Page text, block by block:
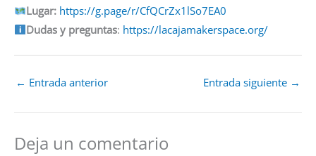
Lugar: https://g.page/r/CfQCrZx1lSo7EA0
Dudas y preguntas: https://lacajamakerspace.org/
← Entrada anterior Entrada siguiente →
Deja un comentario